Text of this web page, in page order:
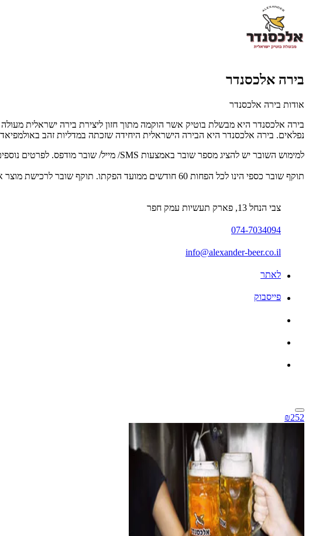
בירה אלכסנדר
אודות בירה אלכסנדר
בירה אלכסנדר היא מבשלת בוטיק אשר הוקמה מתוך חזון ליצירת בירה ישראלית
נפלאים. בירה אלכסנדר היא הבירה הישראלית היחידה שזכתה במדליות זהב
למימוש השובר יש להציג מספר שובר באמצעות SMS/ מייל/ שובר מודפס. לפרטים נוספים : 074-7034094.
תוקף שובר כספי הינו לכל הפחות 60 חודשים ממועד הפקתו. תוקף שובר לרכישת מוצר או שירות מסויים יהיה לכל הפחות 24 חודשים ממועד הפקתו
צבי הנחל 13, פארק תעשיות עמק חפר
074-7034094
info@alexander-beer.co.il
לאתר
פייסבוק
₪252